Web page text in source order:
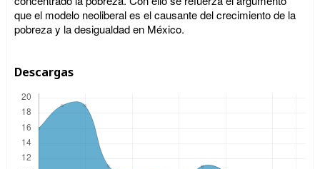
que el modelo neoliberal es el causante del crecimiento de la
pobreza y la desigualdad en México.
Descargas